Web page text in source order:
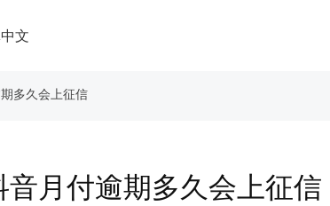
文
多久会上征信
月付逾期多久会上征信